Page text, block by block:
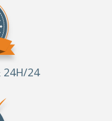
24H/24